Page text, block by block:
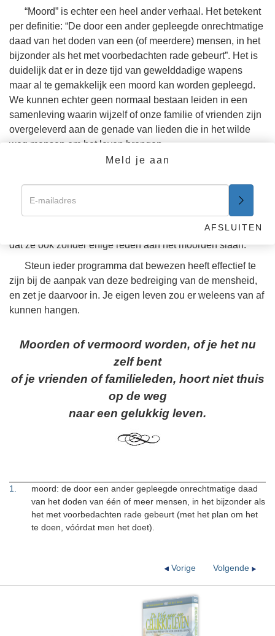
“Moord” is echter een heel ander verhaal. Het betekent
per definitie: “De door een ander gepleegde onrechtmatige
daad van het doden van een (of meerdere) mensen, in het
bijzonder als het met voorbedachten rade gebeurt”. Het is
duidelijk dat er in deze tijd van gewelddadige wapens
maar al te gemakkelijk een moord kan worden gepleegd.
We kunnen echter geen normaal bestaan leiden in een
samenleving waarin wijzelf of onze familie of vrienden zijn
overgeleverd aan de genade van lieden die in het wilde
weg mensen om het leven brengen.
Terecht wordt in de samenleving de hoogste prioriteit
Er zijn domme, kwaadwillige en krankzinnige mensen
die proberen hun echte of ingebeelde problemen op te
lossen door te moorden. En van sommigen is het bekend
dat ze ook zonder enige reden aan het moorden slaan.
Steun ieder programma dat bewezen heeft effectief te
zijn bij de aanpak van deze bedreiging van de mensheid,
en zet je daarvoor in. Je eigen leven zou er weleens van af
kunnen hangen.
Moorden of vermoord worden, of je het nu
zelf bent
of je vrienden of familieleden, hoort niet thuis
op de weg
naar een gelukkig leven.
1.
moord: de door een ander gepleegde onrechtmatige daad
van het doden van één of meer mensen, in het bijzonder als
het met voorbedachten rade gebeurt (met het plan om het
te doen, vóórdat men het doet).
Volgende
Vorige
Meld je aan
AFSLUITEN